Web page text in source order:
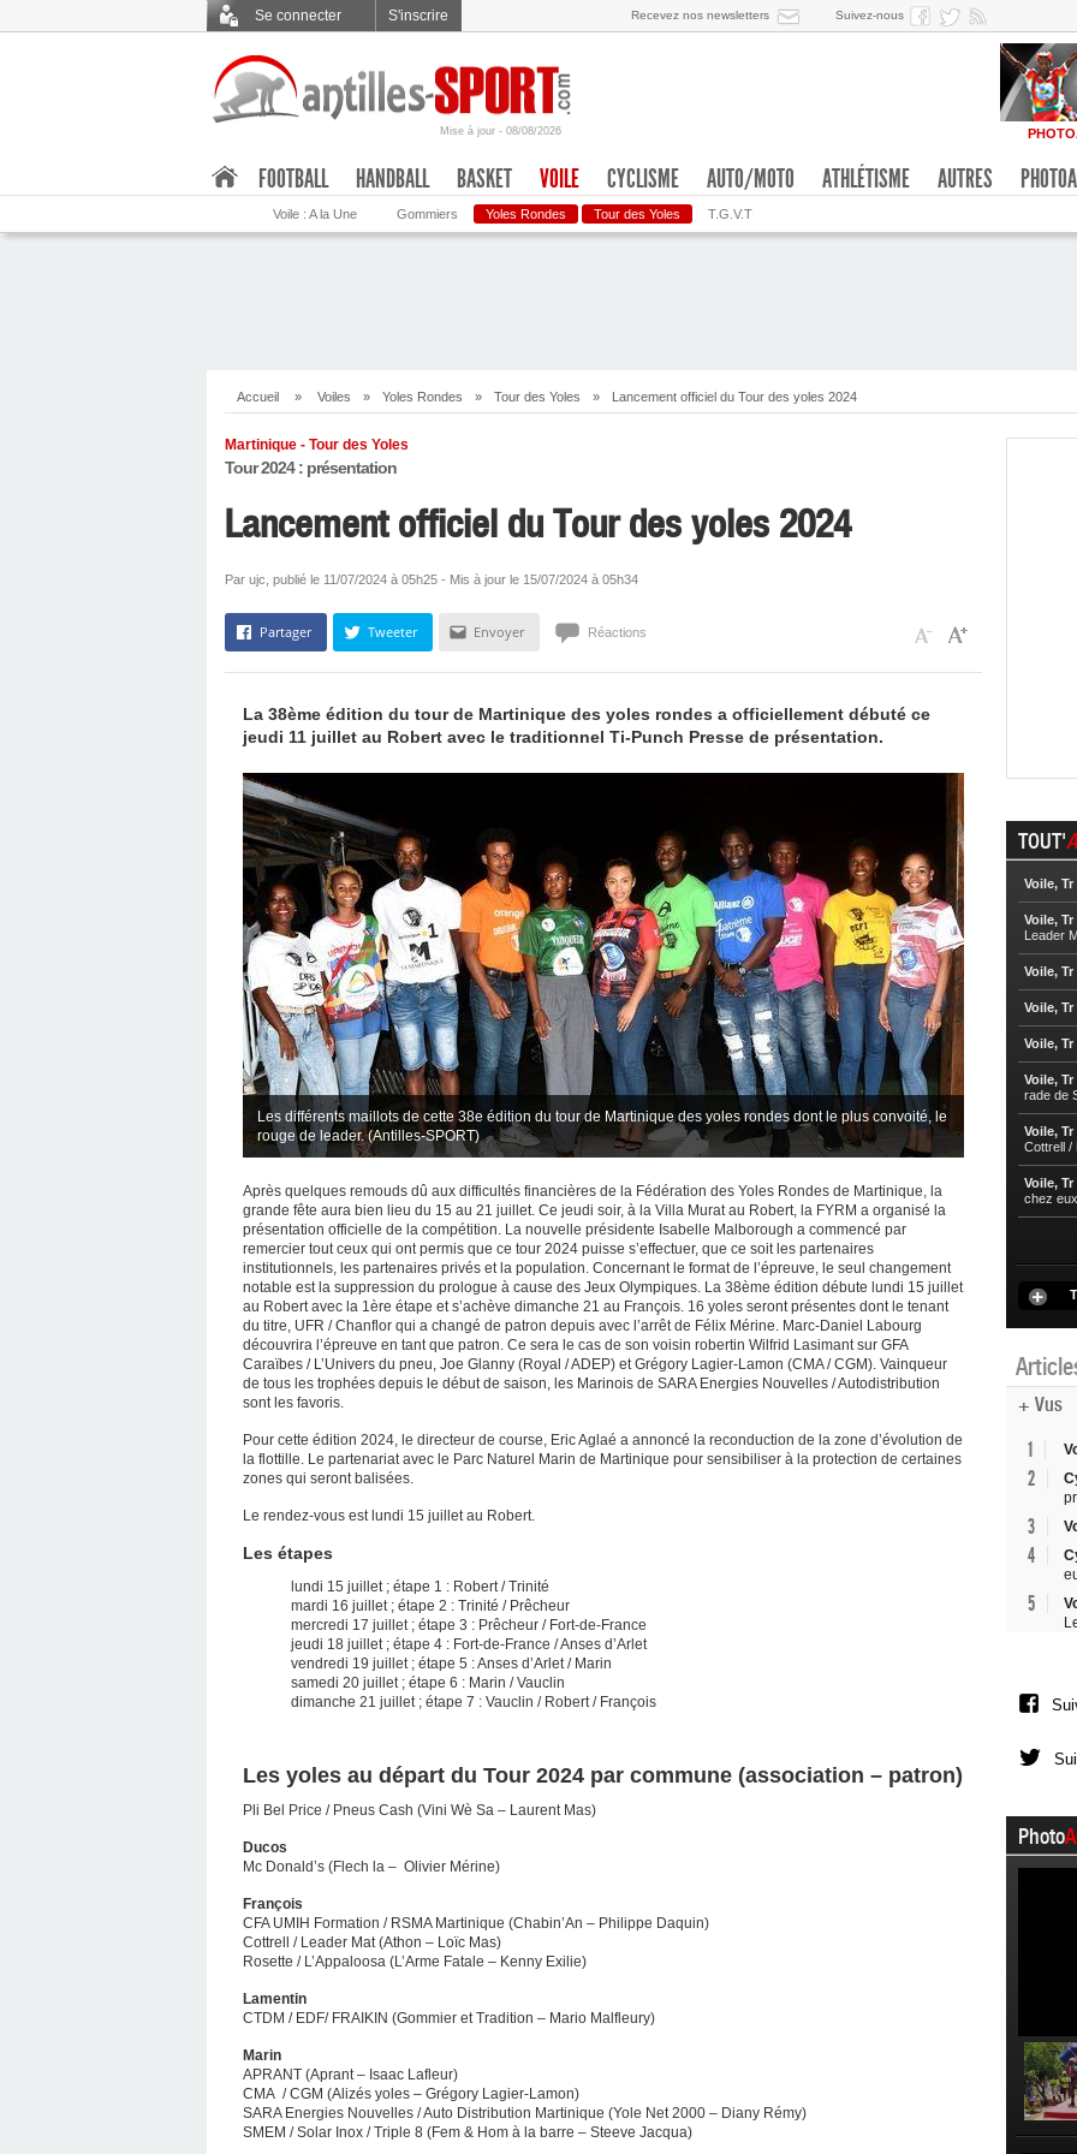
Se connecter S'inscrire Recevez nos newsletters Suivez-nous
Mise à jour - 08/08/2026
FOOTBALL HANDBALL BASKET VOILE
Voile : A la Une Gommiers Yoles Rondes Tour des Yoles T.G.V.T
CYCLISME AUTO/MOTO ATHLÉTISME AUTRES
Accueil » Voiles » Yoles Rondes » Tour des Yoles » Lancement officiel du Tour des yoles 2024
Martinique - Tour des Yoles
Tour 2024 : présentation
Lancement officiel du Tour des yoles 2024
Par ujc, publié le 11/07/2024 à 05h25 - Mis à jour le 15/07/2024 à 05h34
Partager Tweeter Envoyer Réactions
La 38ème édition du tour de Martinique des yoles rondes a officiellement débuté ce
jeudi 11 juillet au Robert avec le traditionnel Ti-Punch Presse de présentation.
Les différents maillots de cette 38e édition du tour de Martinique des yoles rondes dont le plus convoité, le
rouge de leader. (Antilles-SPORT)
Après quelques remouds dû aux difficultés financières de la Fédération des Yoles Rondes de Martinique, la
grande fête aura bien lieu du 15 au 21 juillet. Ce jeudi soir, à la Villa Murat au Robert, la FYRM a organisé la
présentation officielle de la compétition. La nouvelle présidente Isabelle Malborough a commencé par
remercier tout ceux qui ont permis que ce tour 2024 puisse s’effectuer, que ce soit les partenaires
institutionnels, les partenaires privés et la population. Concernant le format de l’épreuve, le seul changement
notable est la suppression du prologue à cause des Jeux Olympiques. La 38ème édition débute lundi 15 juillet
au Robert avec la 1ère étape et s’achève dimanche 21 au François. 16 yoles seront présentes dont le tenant
du titre, UFR / Chanflor qui a changé de patron depuis avec l’arrêt de Félix Mérine. Marc-Daniel Labourg
découvrira l’épreuve en tant que patron. Ce sera le cas de son voisin robertin Wilfrid Lasimant sur GFA
Caraïbes / L’Univers du pneu, Joe Glanny (Royal / ADEP) et Grégory Lagier-Lamon (CMA / CGM). Vainqueur
de tous les trophées depuis le début de saison, les Marinois de SARA Energies Nouvelles / Autodistribution
sont les favoris.
Pour cette édition 2024, le directeur de course, Eric Aglaé a annoncé la reconduction de la zone d’évolution de
la flottille. Le partenariat avec le Parc Naturel Marin de Martinique pour sensibiliser à la protection de certaines
zones qui seront balisées.
Le rendez-vous est lundi 15 juillet au Robert.
Les étapes
lundi 15 juillet ; étape 1 : Robert / Trinité
mardi 16 juillet ; étape 2 : Trinité / Prêcheur
mercredi 17 juillet ; étape 3 : Prêcheur / Fort-de-France
jeudi 18 juillet ; étape 4 : Fort-de-France / Anses d’Arlet
vendredi 19 juillet ; étape 5 : Anses d’Arlet / Marin
samedi 20 juillet ; étape 6 : Marin / Vauclin
dimanche 21 juillet ; étape 7 : Vauclin / Robert / François
Les yoles au départ du Tour 2024 par commune (association – patron)
Pli Bel Price / Pneus Cash (Vini Wè Sa – Laurent Mas)
Ducos
Mc Donald’s (Flech la – Olivier Mérine)
François
CFA UMIH Formation / RSMA Martinique (Chabin’An – Philippe Daquin)
Cottrell / Leader Mat (Athon – Loïc Mas)
Rosette / L’Appaloosa (L’Arme Fatale – Kenny Exilie)
Lamentin
CTDM / EDF/ FRAIKIN (Gommier et Tradition – Mario Malfleury)
Marin
APRANT (Aprant – Isaac Lafleur)
CMA / CGM (Alizés yoles – Grégory Lagier-Lamon)
SARA Energies Nouvelles / Auto Distribution Martinique (Yole Net 2000 – Diany Rémy)
SMEM / Solar Inox / Triple 8 (Fem & Hom à la barre – Steeve Jacqua)
TOUT'
Voile, Tr
Voile, Tr
Leader
Voile, Tr
Voile, Tr
Voile, Tr
Voile, Tr
rade de
Voile, Tr
Cottrell /
Voile, Tr
chez eux
+ Vus
1
2
3
4
5
Photo